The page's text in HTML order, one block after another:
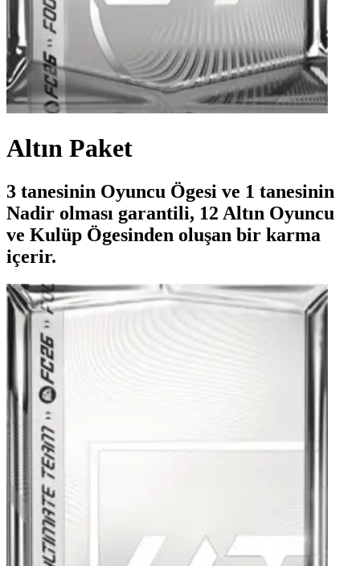
Altın Paket
3 tanesinin Oyuncu Ögesi ve 1 tanesinin
Nadir olması garantili, 12 Altın Oyuncu
ve Kulüp Ögesinden oluşan bir karma
içerir.